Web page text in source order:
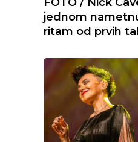
jednom
ritam od prvih